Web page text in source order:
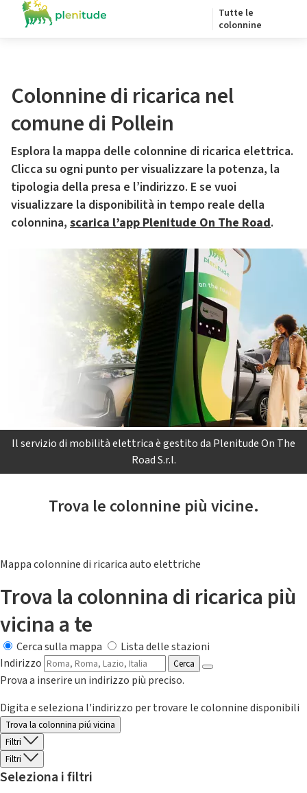
Tutte le
colonnine
Colonnine di ricarica nel
comune di Pollein
Esplora la mappa delle colonnine di ricarica elettrica.
Clicca su ogni punto per visualizzare la potenza, la
tipologia della presa e l’indirizzo. E se vuoi
visualizzare la disponibilità in tempo reale della
colonnina, scarica l’app Plenitude On The Road.
Il servizio di mobilità elettrica è gestito da Plenitude On The
Road S.r.l.
Trova le colonnine più vicine.
Mappa colonnine di ricarica auto elettriche
Trova la colonnina di ricarica più
vicina a te
Cerca sulla mappa
Lista delle stazioni
Indirizzo
Cerca
Prova a inserire un indirizzo più preciso.
Digita e seleziona l'indirizzo per trovare le colonnine disponibili
Trova la colonnina piú vicina
Filtri
Filtri
Seleziona i filtri